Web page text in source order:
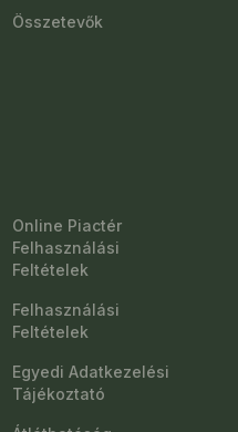
Összetevők
Online Piactér
Felhasználási
Feltételek
Felhasználási
Feltételek
Egyedi Adatkezelési
Tájékoztató